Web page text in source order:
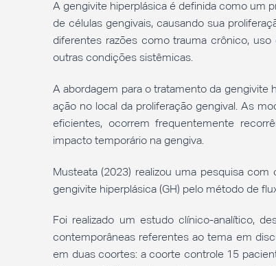
A gengivite hiperplásica é definida como um
de células gengivais, causando sua
diferentes razões como trauma crônico,
outras condições sistêmicas.
A abordagem para o tratamento da gengivite
ação no local da proliferação gengival. As
eficientes, ocorrem frequentemente
impacto temporário na gengiva.
Musteata (2023) realizou uma pesquisa
gengivite hiperplásica (GH) pelo método de
Foi realizado um estudo clínico-analítico,
contemporâneas referentes ao tema em
em duas coortes: a coorte controle 15